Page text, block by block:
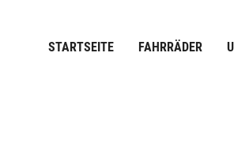
STARTSEITE FAHRRÄDER